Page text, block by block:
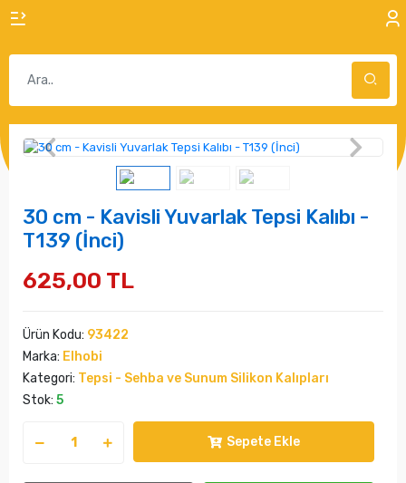
30 cm - Kavisli Yuvarlak Tepsi Kalıbı -
T139 (İnci)
625,00 TL
Ürün Kodu: 93422
Marka: Elhobi
Kategori: Tepsi - Sehba ve Sunum Silikon Kalıpları
Stok: 5
Sepete Ekle